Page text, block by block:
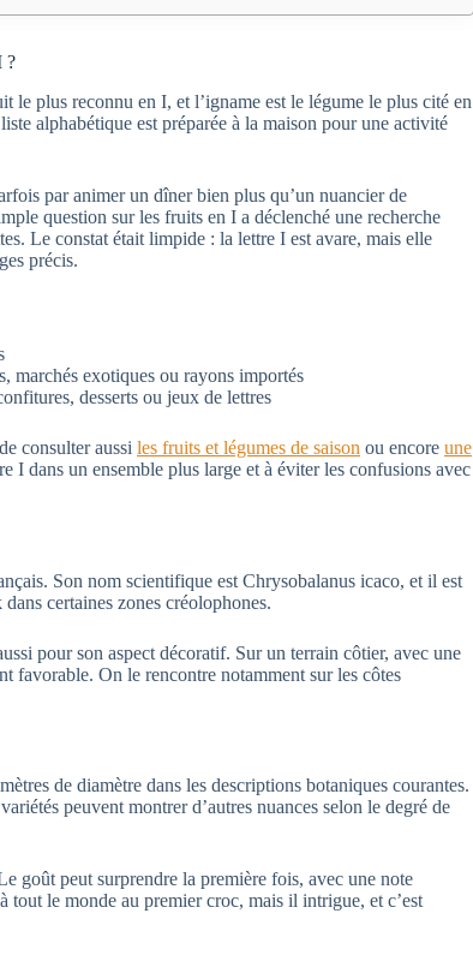
?
le plus reconnu en I, et l’igname est le légume le plus cité en
alphabétique est préparée à la maison pour une activité
par animer un dîner bien plus qu’un nuancier de
question sur les fruits en I a déclenché une recherche
Le constat était limpide : la lettre I est avare, mais elle
précis.
marchés exotiques ou rayons importés
desserts ou jeux de lettres
consulter aussi les fruits et légumes de saison ou encore une
I dans un ensemble plus large et à éviter les confusions avec
Son nom scientifique est Chrysobalanus icaco, et il est
certaines zones créolophones.
pour son aspect décoratif. Sur un terrain côtier, avec une
favorable. On le rencontre notamment sur les côtes
de diamètre dans les descriptions botaniques courantes.
peuvent montrer d’autres nuances selon le degré de
goût peut surprendre la première fois, avec une note
tout le monde au premier croc, mais il intrigue, et c’est